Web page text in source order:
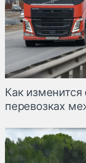
Как
перевозках